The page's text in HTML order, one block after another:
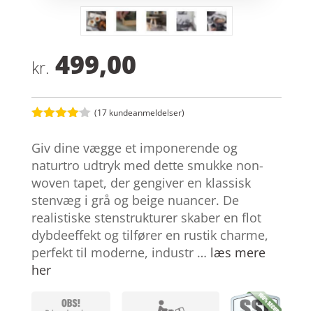
kr. 499,00
ud af 5
baseret
på
kundebed
ømmelse
r
(17 kundeanmeldelser)
Giv dine vægge et imponerende og
naturtro udtryk med dette smukke non-
woven tapet, der gengiver en klassisk
stenvæg i grå og beige nuancer. De
realistiske stenstrukturer skaber en flot
dybdeeffekt og tilfører en rustik charme,
perfekt til moderne, industr … læs mere
her